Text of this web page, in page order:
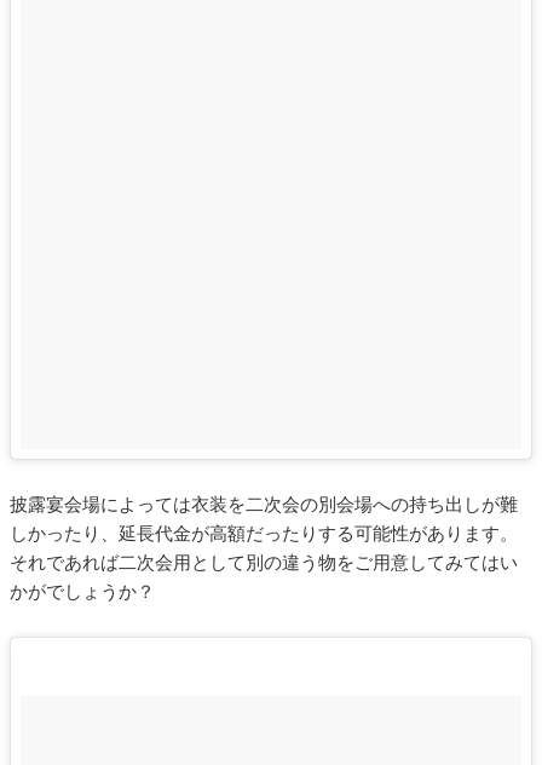
披露宴会場によっては衣装を二次会の別会場への持ち出しが難
しかったり、延長代金が高額だったりする可能性があります。
それであれば二次会用として別の違う物をご用意してみてはい
かがでしょうか？